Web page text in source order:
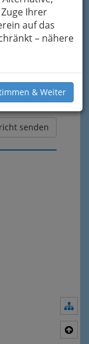
Ihrer
auf das
– nähere
& Weiter
senden